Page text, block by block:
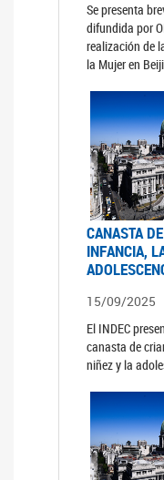
Se presenta
difundida por
realización de
la Mujer en
CANASTA
INFANCIA,
15/09/2025
El INDEC
canasta de
niñez y la